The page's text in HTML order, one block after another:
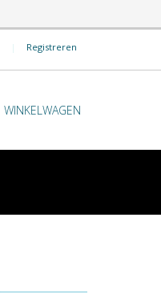
| Registreren
WINKELWAGEN